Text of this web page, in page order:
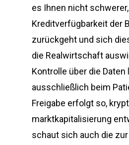
es Ihnen nicht
Kreditverfügbarkeit der
zurückgeht und sich
die Realwirtschaft
Kontrolle über die Daten
ausschließlich beim
Freigabe erfolgt so,
marktkapitalisierung
schaut sich auch die